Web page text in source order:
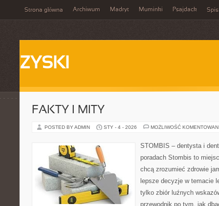
Strona główna Archiwum Madryt Muminki Psajdack Spis
ZYSKI
FAKTY I MITY
POSTED BY ADMIN STY - 4 - 2026 MOŻLIWOŚĆ
STOMBIS – dentysta i
poradach Stombis to
chcą zrozumieć zdrowie
lepsze decyzje w temacie
tylko zbiór luźnych
przewodnik po tym, jak